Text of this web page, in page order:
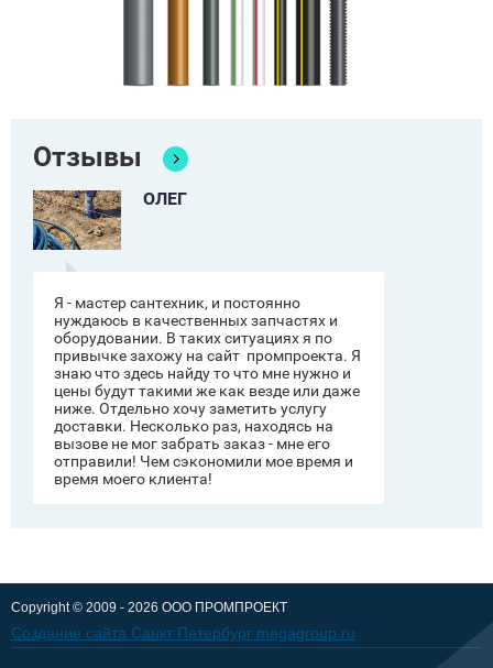
Отзывы
ОЛЕГ
Я - мастер сантехник, и постоянно
нуждаюсь в качественных запчастях и
оборудовании. В таких ситуациях я по
привычке захожу на сайт промпроекта. Я
знаю что здесь найду то что мне нужно и
цены будут такими же как везде или даже
ниже. Отдельно хочу заметить услугу
доставки. Несколько раз, находясь на
вызове не мог забрать заказ - мне его
отправили! Чем сэкономили мое время и
время моего клиента!
Copyright © 2009 - 2026 ОOО ПРОМПРОЕКТ
Создание сайта Санкт Петербург megagroup.ru